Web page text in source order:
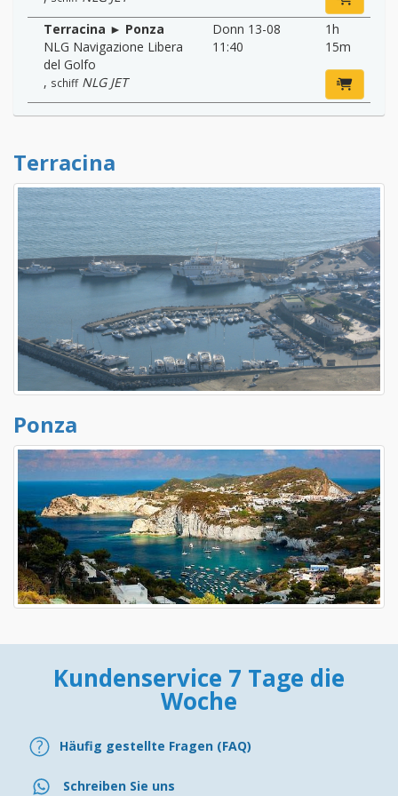
Terracina ► Ponza
NLG Navigazione Libera
del Golfo
, schiff NLG JET
Donn 13-08
11:40
1h
15m
Terracina
Ponza
Kundenservice 7 Tage die
Woche
Häufig gestellte Fragen (FAQ)
Schreiben Sie uns